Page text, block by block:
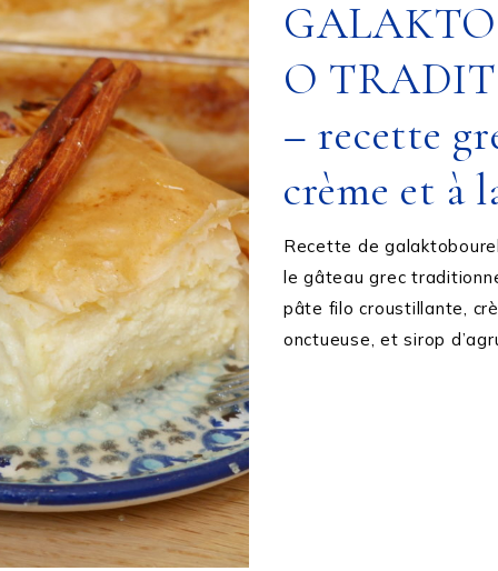
O
– recette
crème et à
Recette de
le gâteau grec
pâte filo croustillante,
onctueuse, et sirop